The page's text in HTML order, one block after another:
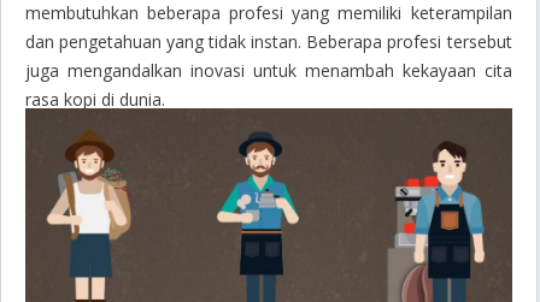
membutuhkan beberapa profesi yang memiliki keterampilan
dan pengetahuan yang tidak instan. Beberapa profesi tersebut
juga mengandalkan inovasi untuk menambah kekayaan cita
rasa kopi di dunia.